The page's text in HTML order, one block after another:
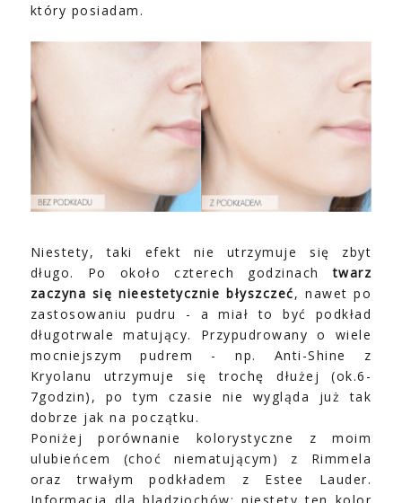
który posiadam.
Niestety, taki efekt nie utrzymuje się zbyt
długo. Po około czterech godzinachtwarz
zaczyna się nieestetycznie błyszczeć, nawet po
zastosowaniu pudru - a miał to być podkład
długotrwale matujący. Przypudrowany o wiele
mocniejszym pudrem - np. Anti-Shine z
Kryolanu utrzymuje się trochę dłużej (ok.6-
7godzin), po tym czasie nie wygląda już tak
dobrze jak na początku.
Poniżej porównanie kolorystyczne z moim
ulubieńcem (choć niematującym) z Rimmela
oraz trwałym podkładem z Estee Lauder.